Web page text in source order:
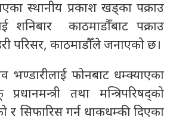
स्थानीय प्रकाश खड्का पक्राउ
शनिबार काठमाडौँबाट पक्राउ
परिसर, काठमाडौँले जनाएको छ।
फोनबाट धम्क्याएका
तथा मन्त्रिपरिषद्को
र सिफारिस गर्न धाकधम्की दिएका